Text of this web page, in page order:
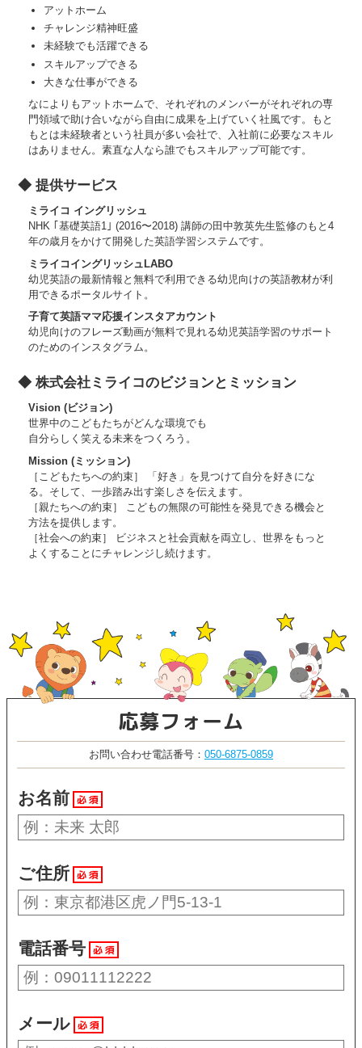
アットホーム
チャレンジ精神旺盛
未経験でも活躍できる
スキルアップできる
大きな仕事ができる
なによりもアットホームで、それぞれのメンバーがそれぞれの専
門領域で助け合いながら自由に成果を上げていく社風です。もと
もとは未経験者という社員が多い会社で、入社前に必要なスキル
はありません。素直な人なら誰でもスキルアップ可能です。
◆ 提供サービス
ミライコ イングリッシュ
NHK ｢基礎英語1｣ (2016〜2018) 講師の田中敦英先生監修のもと4
年の歳月をかけて開発した英語学習システムです。
ミライコイングリッシュLABO
幼児英語の最新情報と無料で利用できる幼児向けの英語教材が利
用できるポータルサイト。
子育て英語ママ応援インスタアカウント
幼児向けのフレーズ動画が無料で見れる幼児英語学習のサポート
のためのインスタグラム。
◆ 株式会社ミライコのビジョンとミッション
Vision (ビジョン)
世界中のこどもたちがどんな環境でも
自分らしく笑える未来をつくろう。
Mission (ミッション)
［こどもたちへの約束］ 「好き」を見つけて自分を好きにな
る。そして、一歩踏み出す楽しさを伝えます。
［親たちへの約束］ こどもの無限の可能性を発見できる機会と
方法を提供します。
［社会への約束］ ビジネスと社会貢献を両立し、世界をもっと
よくすることにチャレンジし続けます。
応募フォーム
お問い合わせ電話番号： 050-6875-0859
お名前 必須
ご住所 必須
電話番号 必須
メール 必須